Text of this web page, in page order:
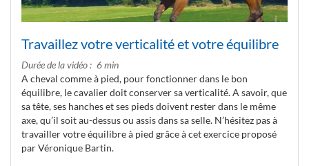
Travaillez votre verticalité et votre équilibre
Durée de la vidéo
6 min
A cheval comme à pied, pour fonctionner dans le bon
équilibre, le cavalier doit conserver sa verticalité. A savoir, que
sa tête, ses hanches et ses pieds doivent rester dans le même
axe, qu’il soit au-dessus ou assis dans sa selle. N’hésitez pas à
travailler votre équilibre à pied grâce à cet exercice proposé
par Véronique Bartin.